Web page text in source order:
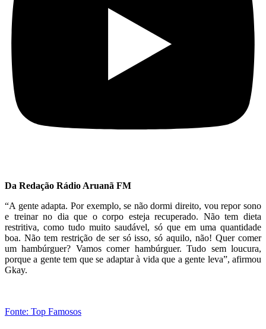
Da Redação Rádio Aruanã FM
“A gente adapta. Por exemplo, se não dormi direito, vou repor sono
e treinar no dia que o corpo esteja recuperado. Não tem dieta
restritiva, como tudo muito saudável, só que em uma quantidade
boa. Não tem restrição de ser só isso, só aquilo, não! Quer comer
um hambúrguer? Vamos comer hambúrguer. Tudo sem loucura,
porque a gente tem que se adaptar à vida que a gente leva”, afirmou
Gkay.
Fonte: Top Famosos